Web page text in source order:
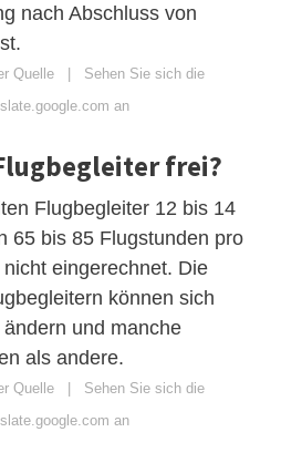
nach Abschluss von
Quelle | Sehen Sie sich die
an
frei?
Flugbegleiter 12 bis 14
65 bis 85 Flugstunden pro
eingerechnet. Die
können sich
und manche
als andere.
Quelle | Sehen Sie sich die
an